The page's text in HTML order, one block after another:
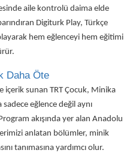
aile kontrolü daima elde
Digiturk Play, Türkçe
hem eğlenceyi hem eğitimi
Daha Öte
içerik sunan TRT Çocuk, Minika
eğlence değil aynı
akışında yer alan Anadolu
anlatan bölümler, minik
tanımasına yardımcı olur.